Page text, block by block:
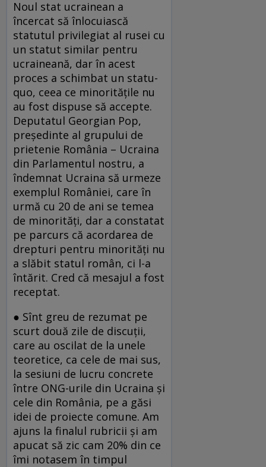
Noul stat ucrainean a
încercat să înlocuiască
statutul privilegiat al rusei cu
un statut similar pentru
ucraineană, dar în acest
proces a schimbat un statu-
quo, ceea ce minorităţile nu
au fost dispuse să accepte.
Deputatul Georgian Pop,
preşedinte al grupului de
prietenie România – Ucraina
din Parlamentul nostru, a
îndemnat Ucraina să urmeze
exemplul României, care în
urmă cu 20 de ani se temea
de minorităţi, dar a constatat
pe parcurs că acordarea de
drepturi pentru minorităţi nu
a slăbit statul român, ci l-a
întărit. Cred că mesajul a fost
receptat.
● Sînt greu de rezumat pe
scurt două zile de discuţii,
care au oscilat de la unele
teoretice, ca cele de mai sus,
la sesiuni de lucru concrete
între ONG-urile din Ucraina şi
cele din România, pe a găsi
idei de proiecte comune. Am
ajuns la finalul rubricii şi am
apucat să zic cam 20% din ce
îmi notasem în timpul